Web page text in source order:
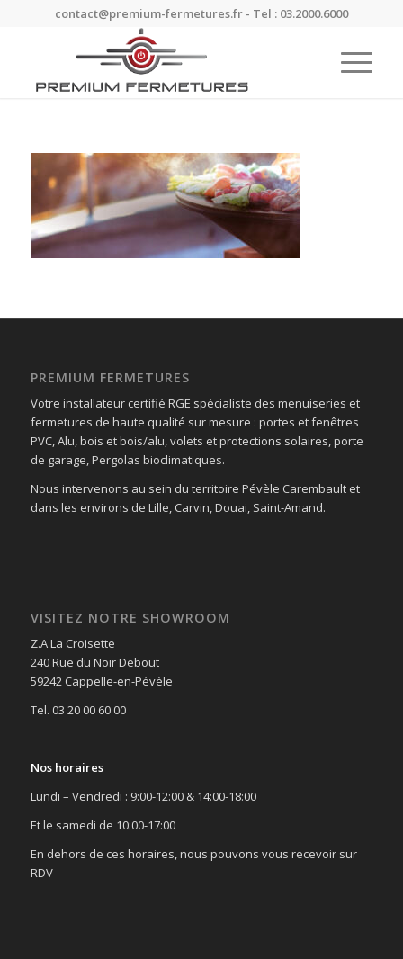
contact@premium-fermetures.fr - Tel : 03.2000.6000
PREMIUM FERMETURES
Votre installateur certifié RGE spécialiste des menuiseries et
fermetures de haute qualité sur mesure : portes et fenêtres
PVC, Alu, bois et bois/alu, volets et protections solaires, porte
de garage, Pergolas bioclimatiques.
Nous intervenons au sein du territoire Pévèle Carembault et
dans les environs de Lille, Carvin, Douai, Saint-Amand.
VISITEZ NOTRE SHOWROOM
Z.A La Croisette
240 Rue du Noir Debout
59242 Cappelle-en-Pévèle
Tel. 03 20 00 60 00
Nos horaires
Lundi – Vendredi : 9:00-12:00 & 14:00-18:00
Et le samedi de 10:00-17:00
En dehors de ces horaires, nous pouvons vous recevoir sur
RDV